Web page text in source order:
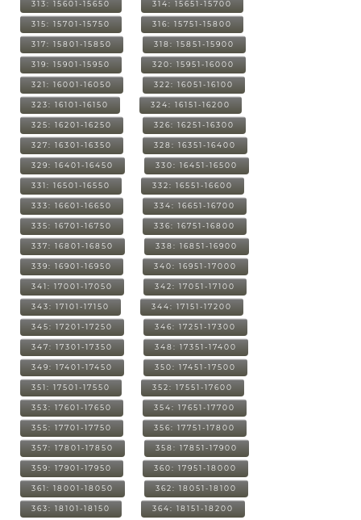
313: 15601-15650 314: 15651-15700
315: 15701-15750 316: 15751-15800
317: 15801-15850 318: 15851-15900
319: 15901-15950 320: 15951-16000
321: 16001-16050 322: 16051-16100
323: 16101-16150 324: 16151-16200
325: 16201-16250 326: 16251-16300
327: 16301-16350 328: 16351-16400
329: 16401-16450 330: 16451-16500
331: 16501-16550 332: 16551-16600
333: 16601-16650 334: 16651-16700
335: 16701-16750 336: 16751-16800
337: 16801-16850 338: 16851-16900
339: 16901-16950 340: 16951-17000
341: 17001-17050 342: 17051-17100
343: 17101-17150 344: 17151-17200
345: 17201-17250 346: 17251-17300
347: 17301-17350 348: 17351-17400
349: 17401-17450 350: 17451-17500
351: 17501-17550 352: 17551-17600
353: 17601-17650 354: 17651-17700
355: 17701-17750 356: 17751-17800
357: 17801-17850 358: 17851-17900
359: 17901-17950 360: 17951-18000
361: 18001-18050 362: 18051-18100
363: 18101-18150 364: 18151-18200